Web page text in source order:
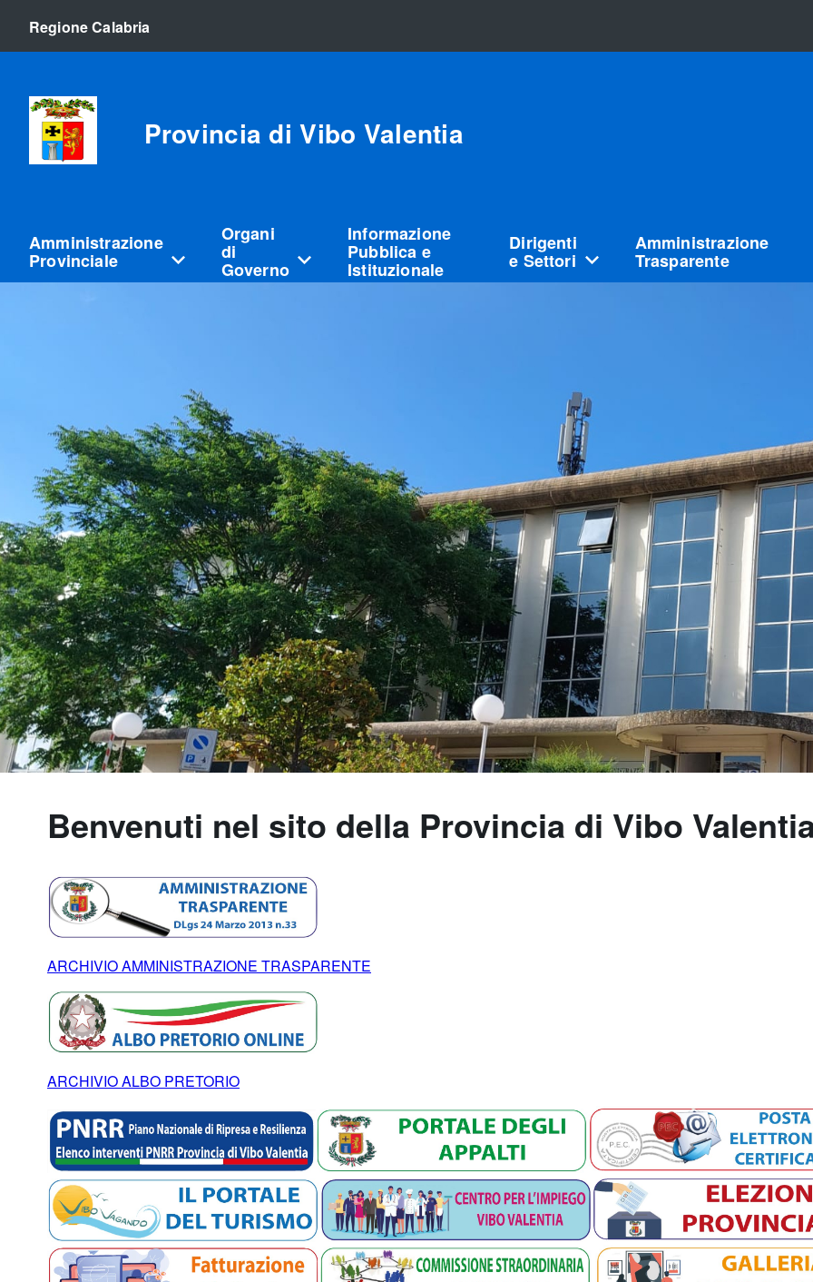
Regione Calabria
Provincia di Vibo Valentia
Amministrazione
Provinciale
Organi
di
Governo
Informazione
Pubblica e
Istituzionale
Dirigenti
e Settori
Amministrazione
Trasparente
Benvenuti nel sito della Provincia di Vibo
ARCHIVIO AMMINISTRAZIONE TRASPARENTE
ARCHIVIO ALBO PRETORIO